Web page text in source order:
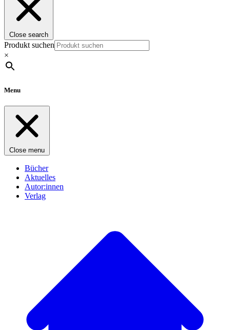
Close search
Produkt suchen
×
Menu
Close menu
Bücher
Aktuelles
Autor:innen
Verlag